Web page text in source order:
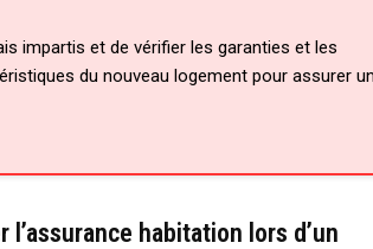
impartis et de vérifier les garanties et les
du nouveau logement pour assurer
habitation lors d’un